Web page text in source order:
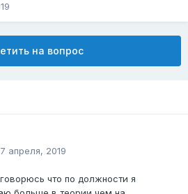
на вопрос
7 апреля, 2019
что по должности я